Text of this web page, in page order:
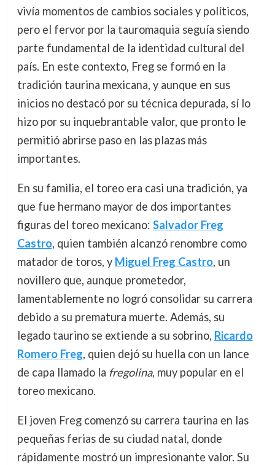
vivía momentos de cambios sociales y políticos,
pero el fervor por la tauromaquia seguía siendo
parte fundamental de la identidad cultural del
país. En este contexto, Freg se formó en la
tradición taurina mexicana, y aunque en sus
inicios no destacó por su técnica depurada, sí lo
hizo por su inquebrantable valor, que pronto le
permitió abrirse paso en las plazas más
importantes.
En su familia, el toreo era casi una tradición, ya
que fue hermano mayor de dos importantes
figuras del toreo mexicano: Salvador Freg
Castro, quien también alcanzó renombre como
matador de toros, y Miguel Freg Castro, un
novillero que, aunque prometedor,
lamentablemente no logró consolidar su carrera
debido a su prematura muerte. Además, su
legado taurino se extiende a su sobrino, Ricardo
Romero Freg, quien dejó su huella con un lance
de capa llamado la fregolina, muy popular en el
toreo mexicano.
El joven Freg comenzó su carrera taurina en las
pequeñas ferias de su ciudad natal, donde
rápidamente mostró un impresionante valor. Su